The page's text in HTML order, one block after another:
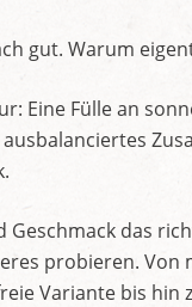
gut. Warum
Eine Fülle an
Geschmack das
probieren.
Variante bis